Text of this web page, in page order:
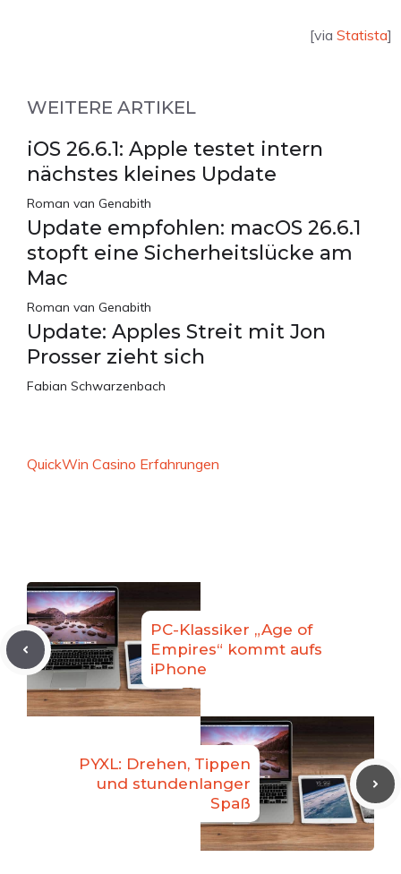
[via Statista]
WEITERE ARTIKEL
iOS 26.6.1: Apple testet intern
nächstes kleines Update
Roman van Genabith
Update empfohlen: macOS 26.6.1
stopft eine Sicherheitslücke am
Mac
Roman van Genabith
Update: Apples Streit mit Jon
Prosser zieht sich
Fabian Schwarzenbach
QuickWin Casino Erfahrungen
PC-Klassiker „Age of
Empires“ kommt aufs
iPhone
PYXL: Drehen, Tippen
und stundenlanger
Spaß